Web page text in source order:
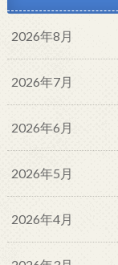
2026年8月
2026年7月
2026年6月
2026年5月
2026年4月